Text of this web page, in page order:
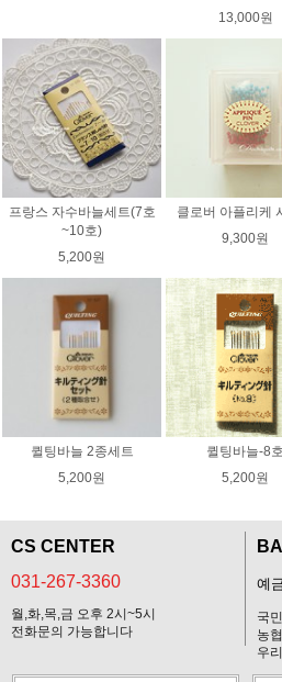
13,000원
프랑스 자수바늘세트(7호
~10호)
5,200원
클로버 아플리케
9,300원
퀼팅바늘 2종세트
5,200원
퀼팅바늘-8호
5,200원
CS CENTER
031-267-3360
월,화,목,금 오후 2시~5시
전화문의 가능합니다
예
국
농
우